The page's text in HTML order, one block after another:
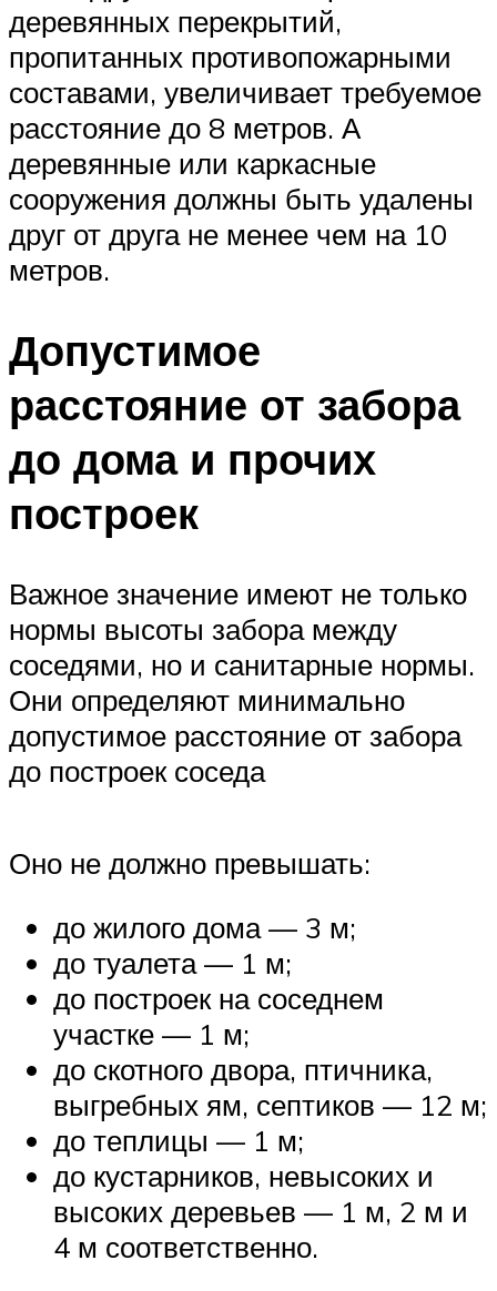
деревянных перекрытий,
пропитанных противопожарными
составами, увеличивает требуемое
расстояние до 8 метров. А
деревянные или каркасные
сооружения должны быть удалены
друг от друга не менее чем на 10
метров.
Допустимое
расстояние от забора
до дома и прочих
построек
Важное значение имеют не только
нормы высоты забора между
соседями, но и санитарные нормы.
Они определяют минимально
допустимое расстояние от забора
до построек соседа
Оно не должно превышать:
до жилого дома — 3 м;
до туалета — 1 м;
до построек на соседнем
участке — 1 м;
до скотного двора, птичника,
выгребных ям, септиков — 12 м;
до теплицы — 1 м;
до кустарников, невысоких и
высоких деревьев — 1 м, 2 м и
4 м соответственно.